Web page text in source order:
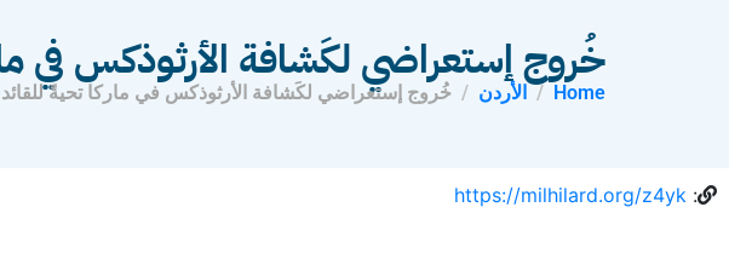
خُروج إستعراضي لكَشافة الأرثوذكس في
Home الأردن خُروج إستعراضي لكَشافة الأرثوذكس في ماركا تحيةً
:
https://milhilard.org/z4yk